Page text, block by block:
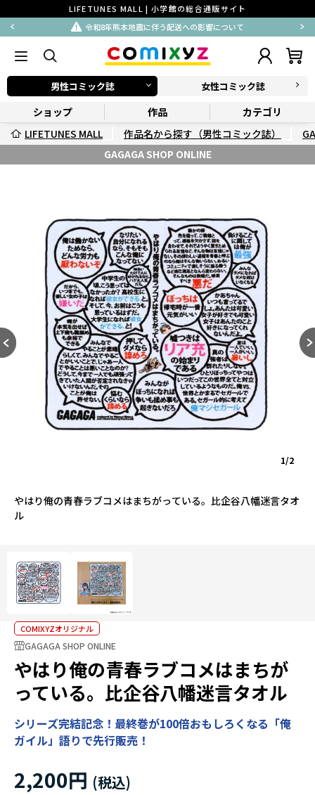
LIFETUNES MALL | 小学館の総合通販サイト
令和8年熊本地震に伴う配送への影響について
男性コミック誌 女性コミック誌
ショップ 作品
カテゴリ
LIFETUNES MALL
作品名から探す（男性コミック誌）
GAGAGA SHOP ONLINE
やはり俺の青春ラブコメはまちがっている。比企谷八幡迷言タオ
ル
1/2
COMIXYZオリジナル
GAGAGA SHOP ONLINE
やはり俺の青春ラブコメはまちが
っている。比企谷八幡迷言タオル
シリーズ完結記念！最終巻が100倍おもしろくなる「俺
ガイル」語りで先行販売！
2,200円